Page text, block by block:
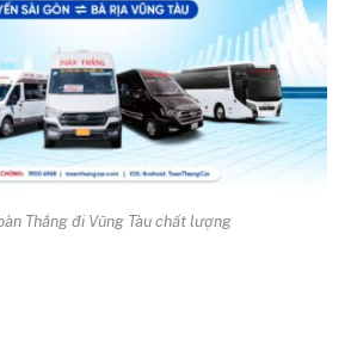
Thắng đi Vũng Tàu chất lượng